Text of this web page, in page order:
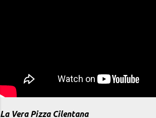
La Vera Pizza Cilentana